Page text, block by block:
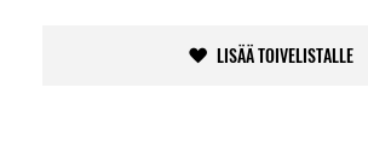
LISÄÄ TOIVELISTALLE